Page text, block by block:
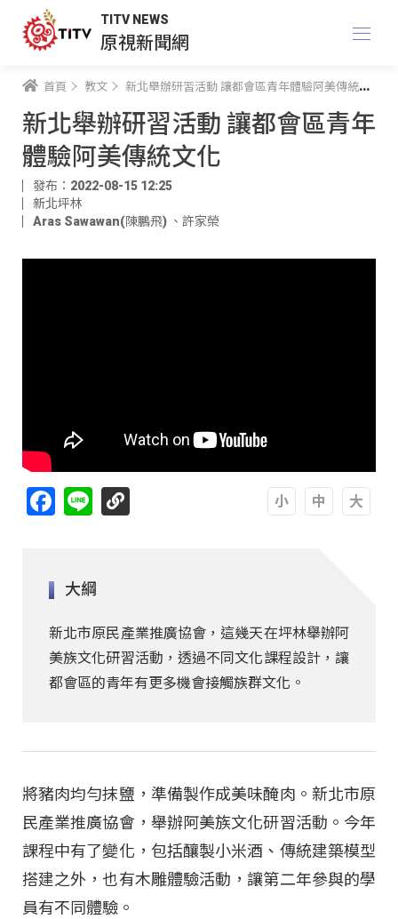
TITV NEWS
原視新聞網
首頁 教文 新北舉辦研習活動 讓都會區青年體驗阿美傳統文化
新北舉辦研習活動 讓都會區青年
體驗阿美傳統文化
發布：2022-08-15 12:25
新北坪林
Aras Sawawan(陳鵬飛) 、 許家榮
Facebook
Line
大綱
新北市原民產業推廣協會，這幾天在坪林舉辦阿
美族文化研習活動，透過不同文化課程設計，讓
都會區的青年有更多機會接觸族群文化。
將豬肉均勻抹鹽，準備製作成美味醃肉。新北市原
民產業推廣協會，舉辦阿美族文化研習活動。今年
課程中有了變化，包括釀製小米酒、傳統建築模型
搭建之外，也有木雕體驗活動，讓第二年參與的學
員有不同體驗。